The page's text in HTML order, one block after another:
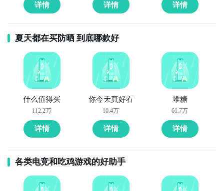
详情 详情 详情
夏天都在买防晒 到底哪款好
什么值得买
112.2万
详情
你今天真好看
10.4万
详情
堆糖
61.7万
详情
各类电竞和吃鸡游戏的好助手